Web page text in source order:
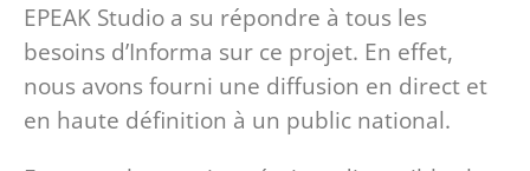
EPEAK Studio a su répondre à tous les
besoins d’Informa sur ce projet. En effet,
nous avons fourni une diffusion en direct et
en haute définition à un public national.